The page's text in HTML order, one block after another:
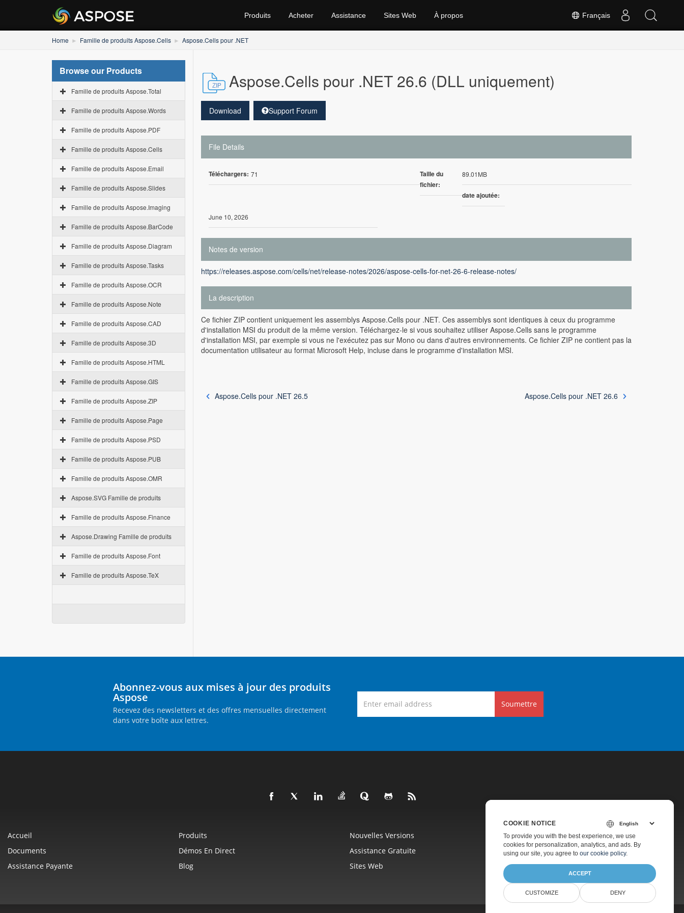
Français
Produits Acheter Assistance Sites Web À propos
Home Famille de produits Aspose.Cells Aspose.Cells pour .NET
Browse our Products
Famille de produits Aspose.Total
Famille de produits Aspose.Words
Famille de produits Aspose.PDF
Famille de produits Aspose.Cells
Famille de produits Aspose.Email
Famille de produits Aspose.Slides
Famille de produits Aspose.Imaging
Famille de produits Aspose.BarCode
Famille de produits Aspose.Diagram
Famille de produits Aspose.Tasks
Famille de produits Aspose.OCR
Famille de produits Aspose.Note
Famille de produits Aspose.CAD
Famille de produits Aspose.3D
Famille de produits Aspose.HTML
Famille de produits Aspose.GIS
Famille de produits Aspose.ZIP
Famille de produits Aspose.Page
Famille de produits Aspose.PSD
Famille de produits Aspose.PUB
Famille de produits Aspose.OMR
Aspose.SVG Famille de produits
Famille de produits Aspose.Finance
Aspose.Drawing Famille de produits
Famille de produits Aspose.Font
Famille de produits Aspose.TeX
Aspose.Cells pour .NET 26.6 (DLL uniquement)
Download Support Forum
File Details
Téléchargers: 71
Taille du
fichier:
89.01MB
date ajoutée:
June 10, 2026
Notes de version
https://releases.aspose.com/cells/net/release-notes/2026/aspose-cells-for-net-26-6-release-notes/
La description
Ce fichier ZIP contient uniquement les assemblys Aspose.Cells pour .NET. Ces assemblys sont identiques à ceux du programme
d'installation MSI du produit de la même version. Téléchargez-le si vous souhaitez utiliser Aspose.Cells sans le programme
d'installation MSI, par exemple si vous ne l'exécutez pas sur Mono ou dans d'autres environnements. Ce fichier ZIP ne contient pas la
documentation utilisateur au format Microsoft Help, incluse dans le programme d'installation MSI.
Aspose.Cells pour .NET 26.5 Aspose.Cells pour .NET 26.6
Abonnez-vous aux mises à jour des produits
Aspose
Recevez des newsletters et des offres mensuelles directement
dans votre boîte aux lettres.
Soumettre
Accueil Produits Nouvelles Versions
Tarification
Documents
Démos En Direct Assistance Gratuite
Consultation Gratuite
Assistance Payante
Blog Sites Web À Propos
COOKIE NOTICE
To provide you with the best experience, we use
cookies for personalization, analytics, and ads. By
using our site, you agree to our cookie policy.
ACCEPT
CUSTOMIZE DENY